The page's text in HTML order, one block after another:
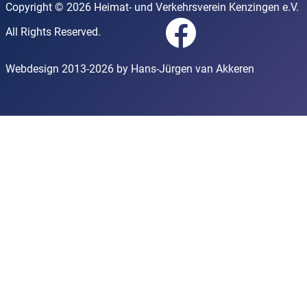
Copyright © 2026 Heimat- und Verkehrsverein Kenzingen e.V.
All Rights Reserved.
Webdesign 2013-2026 by Hans-Jürgen van Akkeren